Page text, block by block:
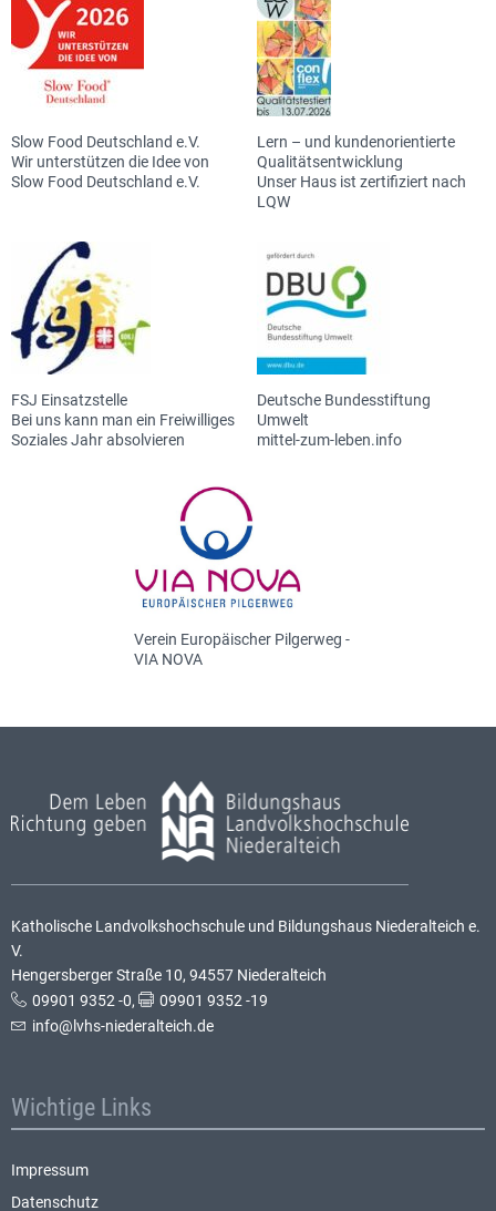
Slow Food Deutschland e.V.
Wir unterstützen die Idee von
Slow Food Deutschland e.V.
Lern – und kundenorientierte
Qualitätsentwicklung
Unser Haus ist zertifiziert nach
LQW
FSJ Einsatzstelle
Bei uns kann man ein Freiwilliges
Soziales Jahr absolvieren
Deutsche Bundesstiftung
Umwelt
mittel-zum-leben.info
Verein Europäischer Pilgerweg -
VIA NOVA
Katholische Landvolkshochschule und Bildungshaus Niederalteich e.
V.
Hengersberger Straße 10, 94557 Niederalteich
09901 9352 -0,
09901 9352 -19
info@lvhs-niederalteich.de
Wichtige Links
Impressum
Datenschutz